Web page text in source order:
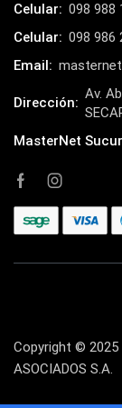
Celular: 098 988
Celular: 098 986
Email:
Dirección:
Av.
MasterNet
Copyright © 2025
ASOCIADOS S.A.